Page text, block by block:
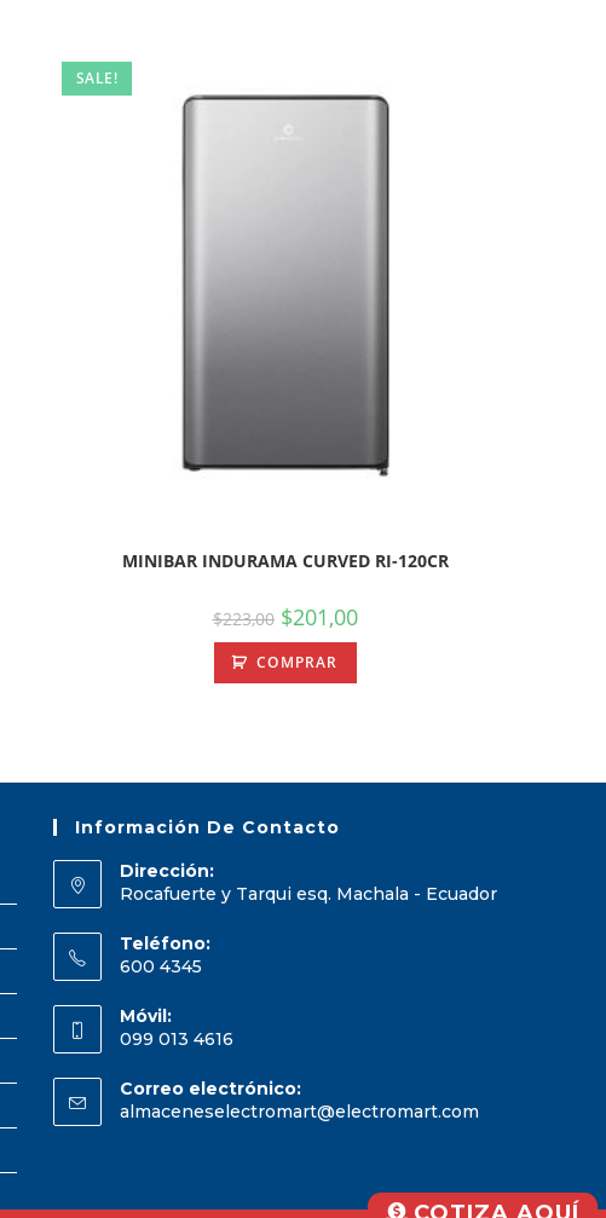
SALE!
MINIBAR INDURAMA CURVED RI-120CR
$223,00 $201,00
COMPRAR
Información De Contacto
Dirección:
Rocafuerte y Tarqui esq. Machala - Ecuador
Teléfono:
600 4345
Móvil:
099 013 4616
Correo electrónico:
almaceneselectromart@electromart.com